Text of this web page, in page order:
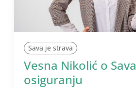
Sava je strava
Vesna Nikolić o Sava
osiguranju